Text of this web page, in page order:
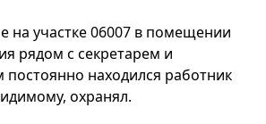
на участке 06007 в помещении
рядом с секретарем и
постоянно находился работник
охранял.